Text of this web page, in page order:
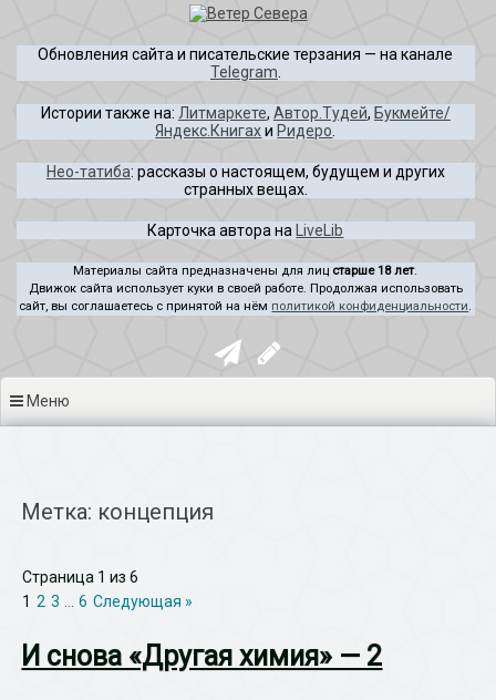
содержимому
Обновления сайта и писательские терзания — на канале
Telegram
Истории также на: Литмаркете, Автор.Тудей, Букмейте/
Яндекс.Книгахи Ридеро
Нео-татиба: рассказы о настоящем, будущем и других
странных вещах.
Карточка автора на LiveLib
Материалы сайта предназначены для лиц старше 18 лет.
Движок сайта использует куки в своей работе. Продолжая использовать
сайт, вы соглашаетесь с принятой на нём политикой конфиденциальности.
Меню
Метка: концепция
Страница 1 из 6
1 2 3 6 Следующая »
И снова «Другая химия» — 2